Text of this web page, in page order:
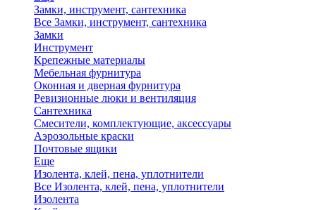
Замки, инструмент, сантехника
Все Замки, инструмент, сантехника
Замки
Инструмент
Крепежные материалы
Мебельная фурнитура
Оконная и дверная фурнитура
Ревизионные люки и вентиляция
Сантехника
Смесители, комплектующие, аксессуары
Аэрозольные краски
Почтовые ящики
Еще
Изолента, клей, пена, уплотнители
Все Изолента, клей, пена, уплотнители
Изолента